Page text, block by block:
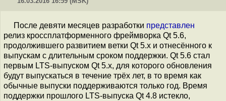
После девяти месяцев разработки представлен
релиз кроссплатформенного фреймворка Qt 5.6,
продолжившего развитием ветки Qt 5.x и отнесённого к
выпускам с длительным сроком поддержки. Qt 5.6 стал
первым LTS-выпуском Qt 5.x, для которого обновления
будут выпускаться в течение трёх лет, в то время как
обычные выпуски поддерживаются только год. Время
поддержки прошлого LTS-выпуска Qt 4.8 истекло,